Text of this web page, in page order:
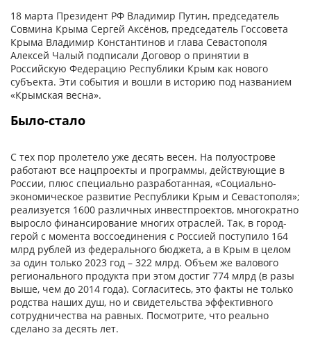
18 марта Президент РФ Владимир Путин, председатель
Совмина Крыма Сергей Аксёнов, председатель Госсовета
Крыма Владимир Константинов и глава Севастополя
Алексей Чалый подписали Договор о принятии в
Российскую Федерацию Республики Крым как нового
субъекта. Эти события и вошли в историю под названием
«Крымская весна».
Было-стало
С тех пор пролетело уже десять весен. На полуострове
работают все нацпроекты и программы, действующие в
России, плюс специально разработанная, «Социально-
экономическое развитие Республики Крым и Севастополя»;
реализуется 1600 различных инвестпроектов, многократно
выросло финансирование многих отраслей. Так, в город-
герой с момента воссоединения с Россией поступило 164
млрд рублей из федерального бюджета, а в Крым в целом
за один только 2023 год – 322 млрд. Объем же валового
регионального продукта при этом достиг 774 млрд (в разы
выше, чем до 2014 года). Согласитесь, это факты не только
родства наших душ, но и свидетельства эффективного
сотрудничества на равных. Посмотрите, что реально
сделано за десять лет.